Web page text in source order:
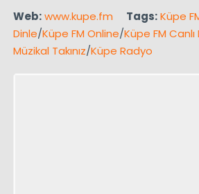
Web:www.kupe.fm Tags:Küpe
Dinle/Küpe FM Online/Küpe FM Canlı
Müzikal Takınız/Küpe Radyo